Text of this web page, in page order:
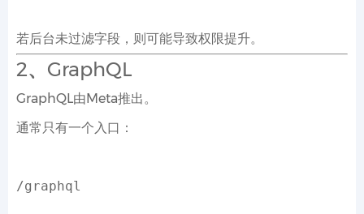
若后台未过滤字段，则可能导致权限提升。
2、GraphQL
GraphQL由Meta推出。
通常只有一个入口：
/graphql